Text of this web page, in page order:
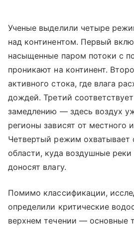
Ученые выделили четыре
над континентом. Первый
насыщенные паром потоки с
проникают на континент.
активного стока, где влага
дождей. Третий
замедлению — здесь воздух
регионы зависят от местного
Четвертый режим
области, куда воздушные реки
доносят влагу.
Помимо классификации,
определили критические
верхнем течении — основные